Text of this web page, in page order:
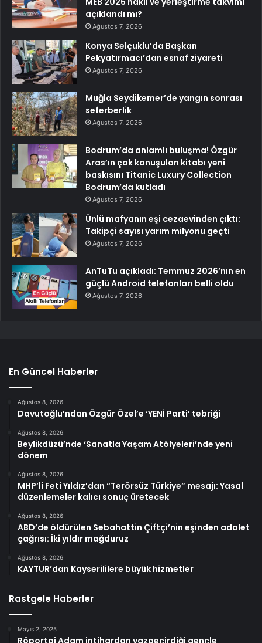
açıklandı mı?
Ağustos 7, 2026
Konya Selçuklu’da Başkan
Pekyatırmacı’dan esnaf ziyareti
Ağustos 7, 2026
Muğla Seydikemer’de yangın sonrası
seferberlik
Ağustos 7, 2026
Bodrum’da anlamlı buluşma! Özgür
Aras’ın çok konuşulan kitabı yeni
baskısını Titanic Luxury Collection
Bodrum’da kutladı
Ağustos 7, 2026
Ünlü mafyanın eşi cezaevinden çıktı:
Takipçi sayısı yarım milyonu geçti
Ağustos 7, 2026
AnTuTu açıkladı: Temmuz 2026’nın en
güçlü Android telefonları belli oldu
Ağustos 7, 2026
En Güncel Haberler
Ağustos 8, 2026
Davutoğlu’ndan Özgür Özel’e ‘YENİ Parti’ tebriği
Ağustos 8, 2026
Beylikdüzü’nde ‘Sanatla Yaşam Atölyeleri’nde yeni
dönem
Ağustos 8, 2026
MHP’li Feti Yıldız’dan “Terörsüz Türkiye” mesajı: Yasal
düzenlemeler kalıcı sonuç üretecek
Ağustos 8, 2026
ABD’de öldürülen Sebahattin Çiftçi’nin eşinden adalet
çağrısı: İki yıldır mağduruz
Ağustos 8, 2026
KAYTUR’dan Kayserililere büyük hizmetler
Rastgele Haberler
Mayıs 2, 2025